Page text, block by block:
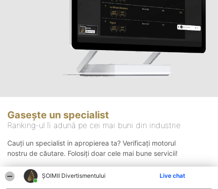
ŞOIMII Divertismentului Live chat
Gasește un specialist
Ranking-ul îi adună pe cei mai buni din industrie
Cauți un specialist in apropierea ta? Verificați motorul
nostru de căutare. Folosiți doar cele mai bune servicii!